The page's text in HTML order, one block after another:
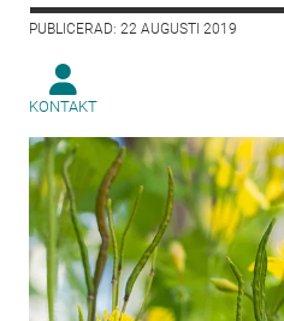
PUBLICERAD: 22 AUGUSTI 2019
KONTAKT